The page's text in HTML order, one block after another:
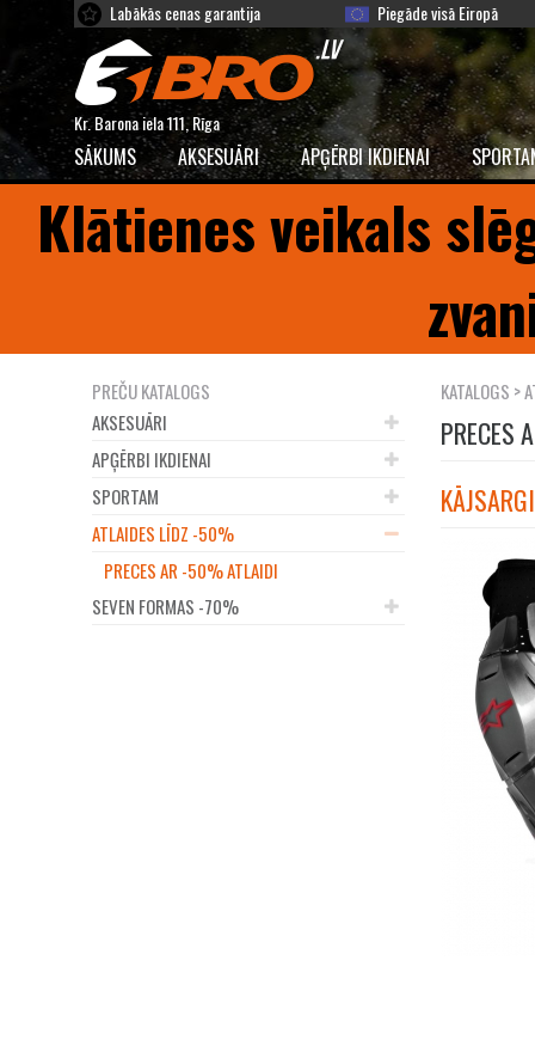
Labākās cenas garantija Piegāde visā Eiropā
Kr. Barona iela 111, Rīga
SĀKUMS AKSESUĀRI APĢĒRBI IKDIENAI
Klātienes veikals
PREČU KATALOGS
AKSESUĀRI
APĢĒRBI IKDIENAI
SPORTAM
ATLAIDES LĪDZ -50%
PRECES AR -50% ATLAIDI
SEVEN FORMAS -70%
KATALOGS >
PRECES